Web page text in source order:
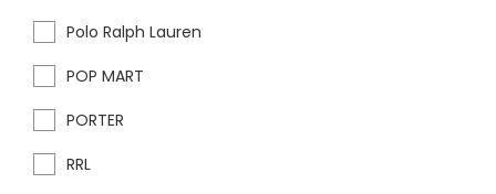
Polo Ralph Lauren
POP MART
PORTER
RRL